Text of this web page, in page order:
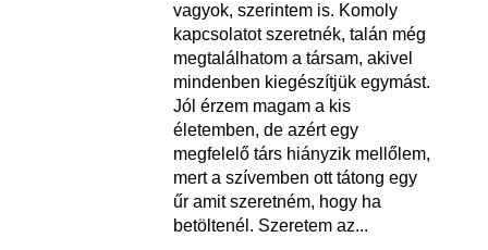
vagyok, szerintem is. Komoly
kapcsolatot szeretnék, talán még
megtalálhatom a társam, akivel
mindenben kiegészítjük egymást.
Jól érzem magam a kis
életemben, de azért egy
megfelelő társ hiányzik mellőlem,
mert a szívemben ott tátong egy
űr amit szeretném, hogy ha
betöltenél. Szeretem az...